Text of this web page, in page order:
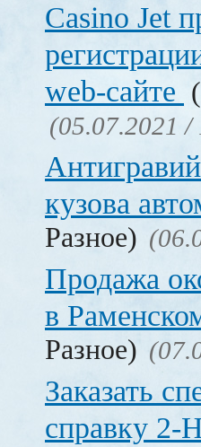
Сasino Jet
web-сайте
(05.07.2021 /
кузова
Разное)
Продажа
в
Разное)
Заказать
справку